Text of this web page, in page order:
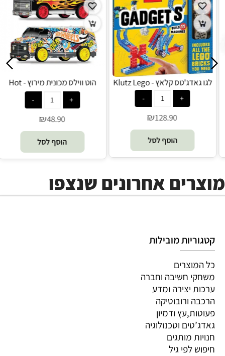
לגו גאדג'טס קלאץ - Klutz Lego
₪128.90
הוסף לסל
סביבון ספינר - Engino Spiner
₪26.90
הוסף לסל
מוצרים אחרונים שנצפו
קטגוריות מובילות
כל המוצרים
משחקי חשיבה וחברה
ערכות יצירה ומדע
הרכבה ורובוטיקה
פעוטות,עץ ודמיון
גאדג’טים וטכנולוגיה
חנויות מותגים
חיפוש לפי גיל